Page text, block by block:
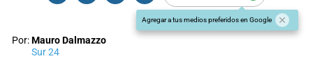
Agregar a tus medios preferidos en Google
Por:Mauro Dalmazzo
Sur 24